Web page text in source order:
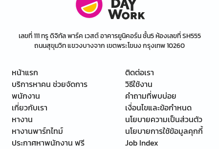
เลขที่ 111 ทรู ดิจิทัล พาร์ค เวสต์ อาคารยูนิคอร์น ชั้น5 ห้องเลขที่ SH555
ถนนสุขุมวิท แขวงบางจาก เขตพระโขนง กรุงเทพ 10260
หน้าแรก
บริการหาคน ช่วยจัดการ
พนักงาน
เกี่ยวกับเรา
หางาน
หางานพาร์ทไทม์
ประกาศหาพนักงาน ฟรี
ติดต่อเรา
วิธีใช้งาน
คำถามที่พบบ่อย
เงื่อนไขและข้อกำหนด
นโยบายความเป็นส่วนตัว
นโยบายการใช้ข้อมูลคุกกี้
Job Index